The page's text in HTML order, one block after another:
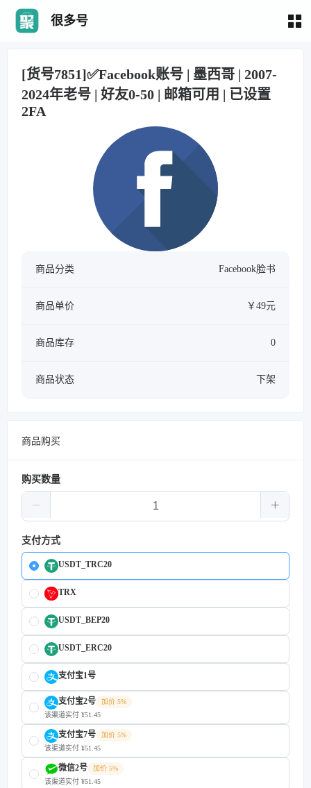
很多号
[货号7851]✅Facebook账号 | 墨西哥 | 2007-
2024年老号 | 好友0-50 | 邮箱可用 | 已设置
2FA
商品分类 Facebook脸书
商品单价 ￥49元
商品库存 0
商品状态 下架
商品购买
购买数量
支付方式
USDT_TRC20
TRX
USDT_BEP20
USDT_ERC20
支付宝1号
支付宝2号
加价 5%
该渠道实付 ¥51.45
支付宝7号
加价 5%
该渠道实付 ¥51.45
微信2号
加价 5%
该渠道实付 ¥51.45